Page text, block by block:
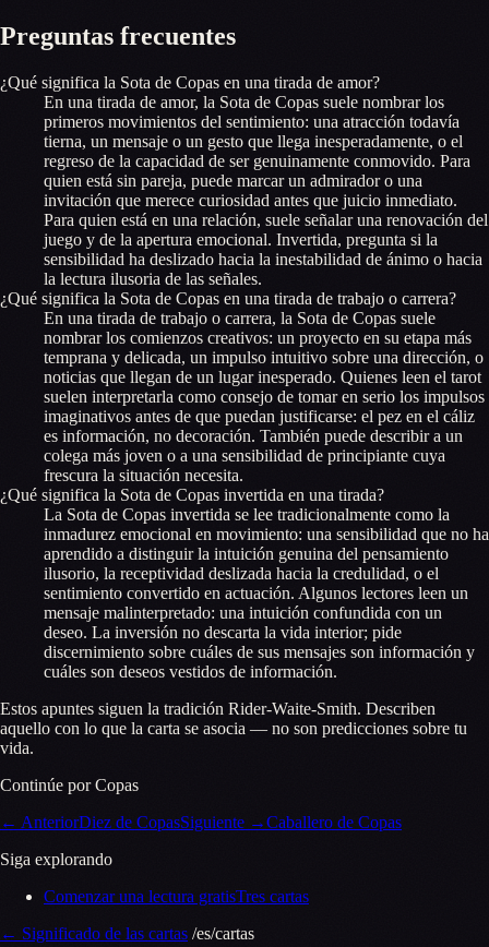
Preguntas frecuentes
¿Qué significa la Sota de Copas en una tirada de amor?
En una tirada de amor, la Sota de Copas suele nombrar los
primeros movimientos del sentimiento: una atracción todavía
tierna, un mensaje o un gesto que llega inesperadamente, o el
regreso de la capacidad de ser genuinamente conmovido. Para
quien está sin pareja, puede marcar un admirador o una
invitación que merece curiosidad antes que juicio inmediato.
Para quien está en una relación, suele señalar una renovación del
juego y de la apertura emocional. Invertida, pregunta si la
sensibilidad ha deslizado hacia la inestabilidad de ánimo o hacia
la lectura ilusoria de las señales.
¿Qué significa la Sota de Copas en una tirada de trabajo o carrera?
En una tirada de trabajo o carrera, la Sota de Copas suele
nombrar los comienzos creativos: un proyecto en su etapa más
temprana y delicada, un impulso intuitivo sobre una dirección, o
noticias que llegan de un lugar inesperado. Quienes leen el tarot
suelen interpretarla como consejo de tomar en serio los impulsos
imaginativos antes de que puedan justificarse: el pez en el cáliz
es información, no decoración. También puede describir a un
colega más joven o a una sensibilidad de principiante cuya
frescura la situación necesita.
¿Qué significa la Sota de Copas invertida en una tirada?
La Sota de Copas invertida se lee tradicionalmente como la
inmadurez emocional en movimiento: una sensibilidad que no ha
aprendido a distinguir la intuición genuina del pensamiento
ilusorio, la receptividad deslizada hacia la credulidad, o el
sentimiento convertido en actuación. Algunos lectores leen un
mensaje malinterpretado: una intuición confundida con un
deseo. La inversión no descarta la vida interior; pide
discernimiento sobre cuáles de sus mensajes son información y
cuáles son deseos vestidos de información.
Estos apuntes siguen la tradición Rider-Waite-Smith. Describen
aquello con lo que la carta se asocia — no son predicciones sobre tu
vida.
Continúe por Copas
← AnteriorDiez de CopasSiguiente →Caballero de Copas
Siga explorando
Comenzar una lectura gratisTres cartas
← Significado de las cartas /es/cartas